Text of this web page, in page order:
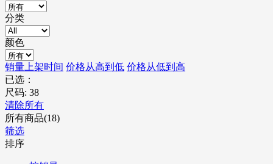
分类
颜色
销量上架时间 价格从高到低 价格从低到高
已选：
尺码: 38
清除所有
所有商品(18)
筛选
排序